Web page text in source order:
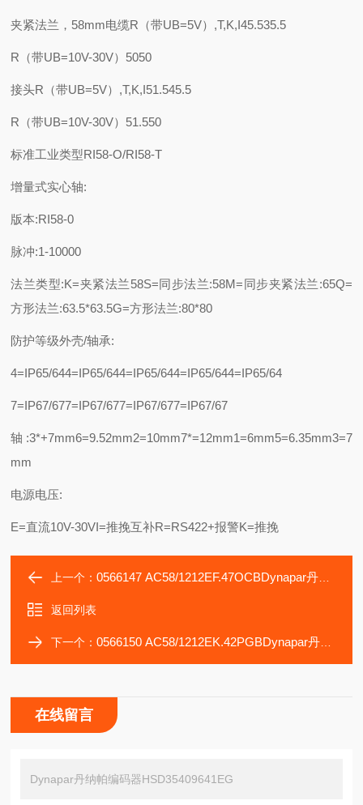
夹紧法兰，58mm电缆R（带UB=5V）,T,K,I45.535.5
R（带UB=10V-30V）5050
接头R（带UB=5V）,T,K,I51.545.5
R（带UB=10V-30V）51.550
标准工业类型RI58-O/RI58-T
增量式实心轴:
版本:RI58-0
脉冲:1-10000
法兰类型:K=夹紧法兰58S=同步法兰:58M=同步夹紧法兰:65Q=
方形法兰:63.5*63.5G=方形法兰:80*80
防护等级外壳/轴承:
4=IP65/644=IP65/644=IP65/644=IP65/644=IP65/64
7=IP67/677=IP67/677=IP67/677=IP67/67
轴:3*+7mm6=9.52mm2=10mm7*=12mm1=6mm5=6.35mm3=7
mm
电源电压:
E=直流10V-30VI=推挽互补R=RS422+报警K=推挽
上一个：0566147 AC58/1212EF.47OCBDynapar丹纳帕编码器HSD35409641BQ
返回列表
下一个：0566150 AC58/1212EK.42PGBDynapar丹纳帕编码器HSD35409642C5
在线留言